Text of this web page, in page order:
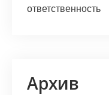
ответственность
Архив